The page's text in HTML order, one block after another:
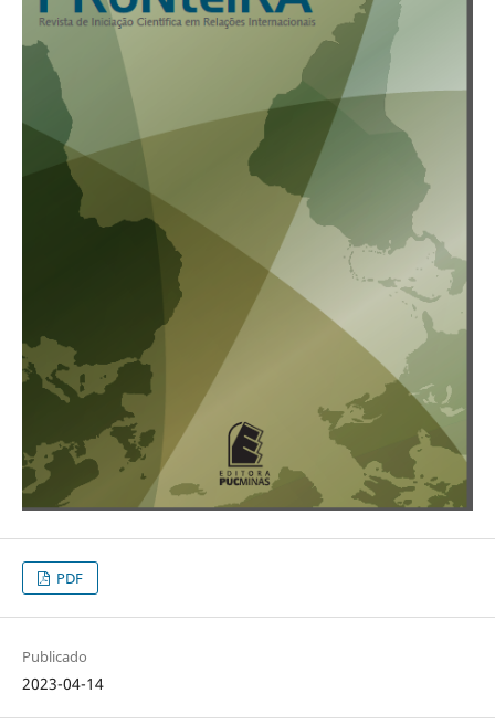
PDF
Publicado
2023-04-14